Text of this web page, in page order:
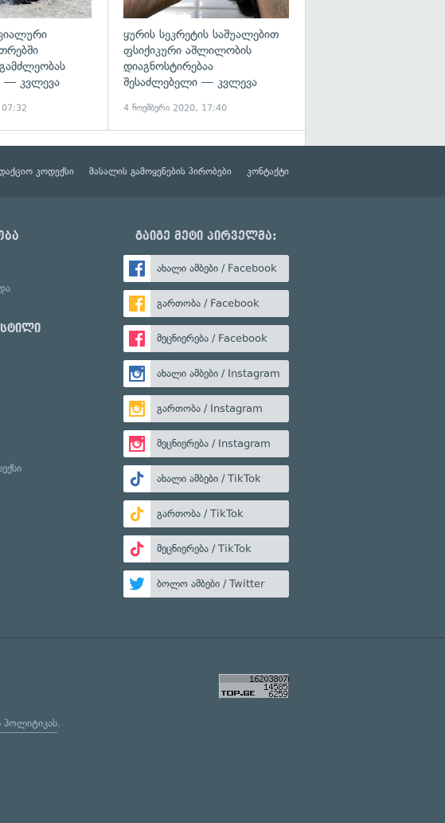
— კვლევა
07:32
ყურის სეკრეტის საშუალებით
ფსიქიკური აშლილობის
დიაგნოსტირებაა
შესაძლებელი — კვლევა
4 ნოემბერი 2020, 17:40
კოდექსი მასალის გამოყენების პირობები კონტაქტი
გაიგე მეტი პირველმა:
ახალი ამბები / Facebook
გართობა / Facebook
მეცნიერება / Facebook
ახალი ამბები / Instagram
გართობა / Instagram
მეცნიერება / Instagram
ახალი ამბები / TikTok
გართობა / TikTok
მეცნიერება / TikTok
ბოლო ამბები / Twitter
პოლიტიკას.